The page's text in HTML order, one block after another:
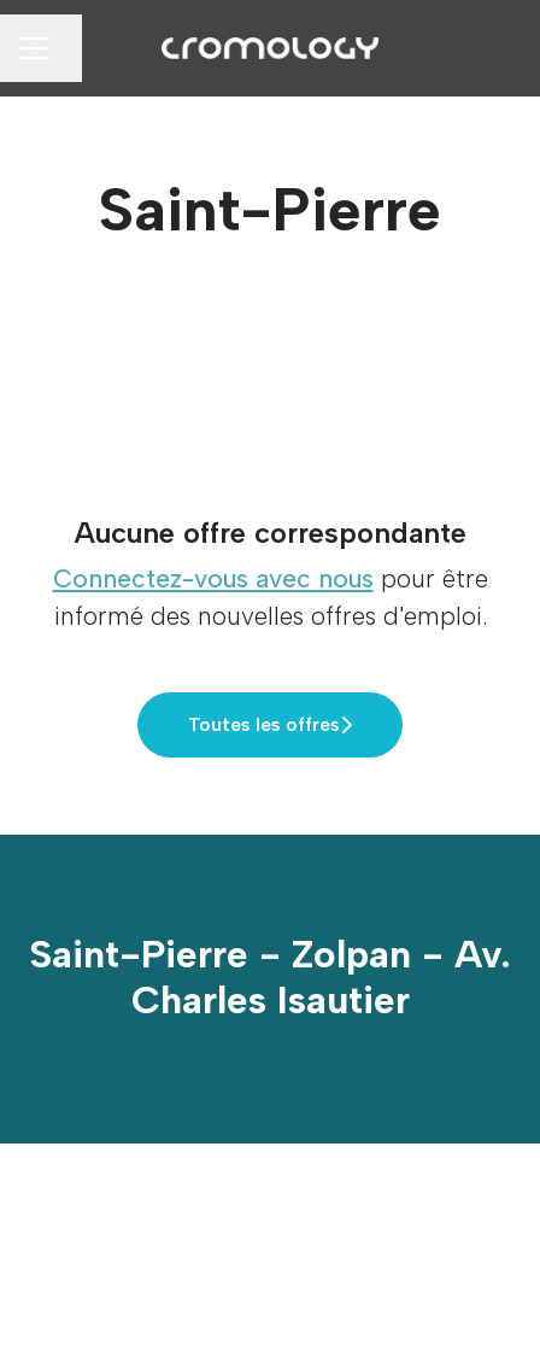
Partager la page
Saint-Pierre
Aucune offre correspondante
Connectez-vous avec nous pour être
informé des nouvelles offres d'emploi.
Toutes les offres
Saint-Pierre - Zolpan - Av.
Charles Isautier